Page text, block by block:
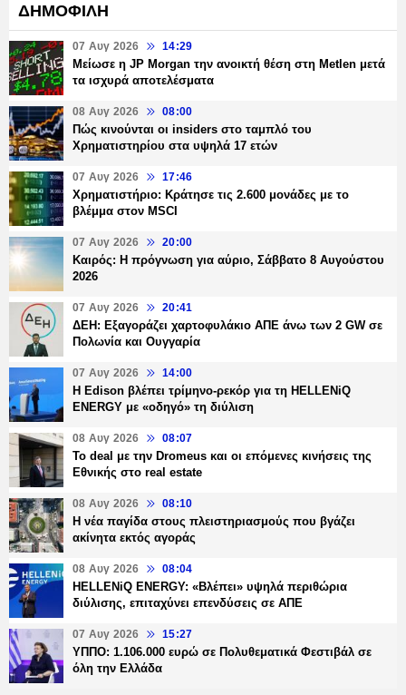
ΔΗΜΟΦΙΛΗ
07 Αυγ 2026 14:29
Μείωσε η JP Morgan την ανοικτή θέση στη Metlen μετά
τα ισχυρά αποτελέσματα
08 Αυγ 2026 08:00
Πώς κινούνται οι insiders στο ταμπλό του
Χρηματιστηρίου στα υψηλά 17 ετών
07 Αυγ 2026 17:46
Χρηματιστήριο: Κράτησε τις 2.600 μονάδες με το
βλέμμα στον MSCI
07 Αυγ 2026 20:00
Καιρός: Η πρόγνωση για αύριο, Σάββατο 8 Αυγούστου
2026
07 Αυγ 2026 20:41
ΔΕΗ: Εξαγοράζει χαρτοφυλάκιο ΑΠΕ άνω των 2 GW σε
Πολωνία και Ουγγαρία
07 Αυγ 2026 14:00
Η Edison βλέπει τρίμηνο-ρεκόρ για τη HELLENiQ
ENERGY με «οδηγό» τη διύλιση
08 Αυγ 2026 08:07
Το deal με την Dromeus και οι επόμενες κινήσεις της
Εθνικής στο real estate
08 Αυγ 2026 08:10
Η νέα παγίδα στους πλειστηριασμούς που βγάζει
ακίνητα εκτός αγοράς
08 Αυγ 2026 08:04
HELLENiQ ENERGY: «Βλέπει» υψηλά περιθώρια
διύλισης, επιταχύνει επενδύσεις σε ΑΠΕ
07 Αυγ 2026 15:27
ΥΠΠΟ: 1.106.000 ευρώ σε Πολυθεματικά Φεστιβάλ σε
όλη την Ελλάδα